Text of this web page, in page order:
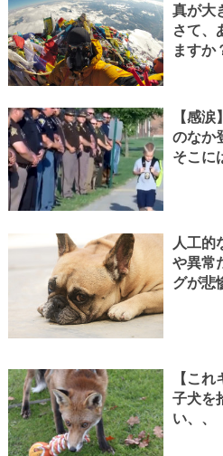
真が大
さて、
ますか
【感
のなか
そこに
人工的
や異常
グが悲
【こ
子犬を
い、、